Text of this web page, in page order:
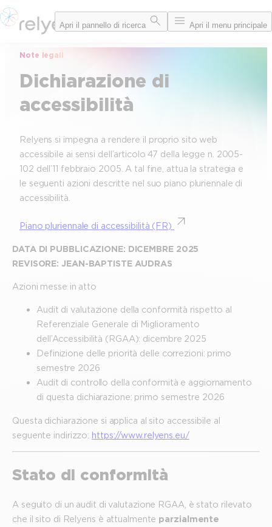
Vai
al
Apri il pannello di ricerca Apri il menu principale
Note legali
Dichiarazione di
accessibilità
Relyens si impegna a rendere il proprio sito web
accessibile ai sensi dell’articolo 47 della legge n. 2005-
102 dell’11 febbraio 2005. A tal fine, attua la strategia e
le seguenti azioni descritte nel suo piano pluriennale di
accessibilità.
Piano pluriennale di accessibilità (FR)
DATA DI PUBBLICAZIONE: DICEMBRE 2025
REVISORE: JEAN-BAPTISTE AUDRAS
Azioni messe in atto
Audit di valutazione della conformità rispetto al
Referenziale Generale di Miglioramento
dell’Accessibilità (RGAA): dicembre 2025
Definizione delle priorità delle correzioni: primo
semestre 2026
Audit di controllo della conformità e aggiornamento
di questa dichiarazione: primo semestre 2026
Questa dichiarazione si applica al sito accessibile al
seguente indirizzo: https://www.relyens.eu/
Stato di conformità
A seguito di un audit di valutazione RGAA, è stato rilevato
che il sito di Relyens è attualmente parzialmente